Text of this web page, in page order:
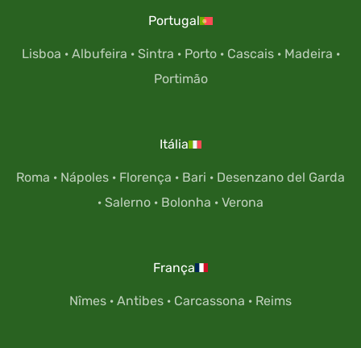
Portugal
Lisboa · Albufeira · Sintra · Porto· Cascais· Madeira ·
Portimão
Itália
Roma · Nápoles · Florença · Bari · Desenzano del Garda
· Salerno · Bolonha · Verona
França
Nîmes · Antibes · Carcassona · Reims